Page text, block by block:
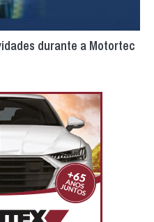
durante a Motortec